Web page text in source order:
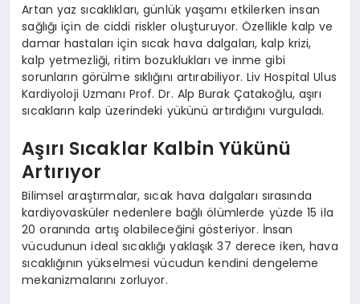
Artan yaz sıcaklıkları, günlük yaşamı etkilerken insan
sağlığı için de ciddi riskler oluşturuyor. Özellikle kalp ve
damar hastaları için sıcak hava dalgaları, kalp krizi,
kalp yetmezliği, ritim bozuklukları ve inme gibi
sorunların görülme sıklığını artırabiliyor. Liv Hospital Ulus
Kardiyoloji Uzmanı Prof. Dr. Alp Burak Çatakoğlu, aşırı
sıcakların kalp üzerindeki yükünü artırdığını vurguladı.
Aşırı Sıcaklar Kalbin Yükünü
Artırıyor
Bilimsel araştırmalar, sıcak hava dalgaları sırasında
kardiyovasküler nedenlere bağlı ölümlerde yüzde 15 ila
20 oranında artış olabileceğini gösteriyor. İnsan
vücudunun ideal sıcaklığı yaklaşık 37 derece iken, hava
sıcaklığının yükselmesi vücudun kendini dengeleme
mekanizmalarını zorluyor.